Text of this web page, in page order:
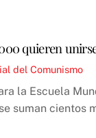
quieren
del Comunismo
la Escuela
suman cientos